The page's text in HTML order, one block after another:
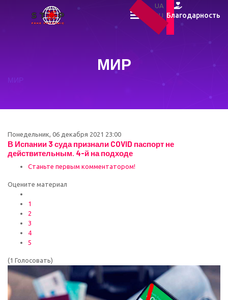
UA
RU Благодарность
МИР
МИР
Понедельник, 06 декабря 2021 23:00
В Испании 3 суда признали COVID паспорт не
действительным. 4-й на подходе
Станьте первым комментатором!
Оцените материал
1
2
3
4
5
(1 Голосовать)